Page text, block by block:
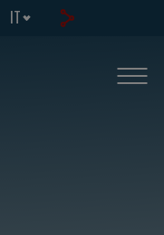
IT